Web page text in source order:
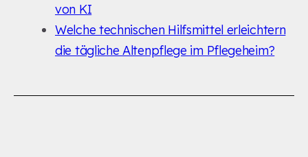
von KI
Welche technischen Hilfsmittel erleichtern
die tägliche Altenpflege im Pflegeheim?